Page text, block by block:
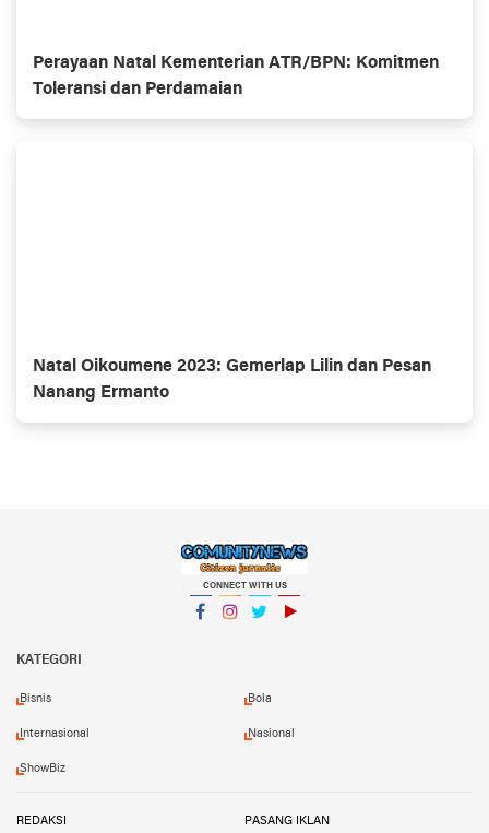
Perayaan Natal Kementerian ATR/BPN: Komitmen
Toleransi dan Perdamaian
Natal Oikoumene 2023: Gemerlap Lilin dan Pesan
Nanang Ermanto
CONNECT WITH US
KATEGORI
Bisnis Bola
Internasional Nasional
ShowBiz
REDAKSI PASANG IKLAN